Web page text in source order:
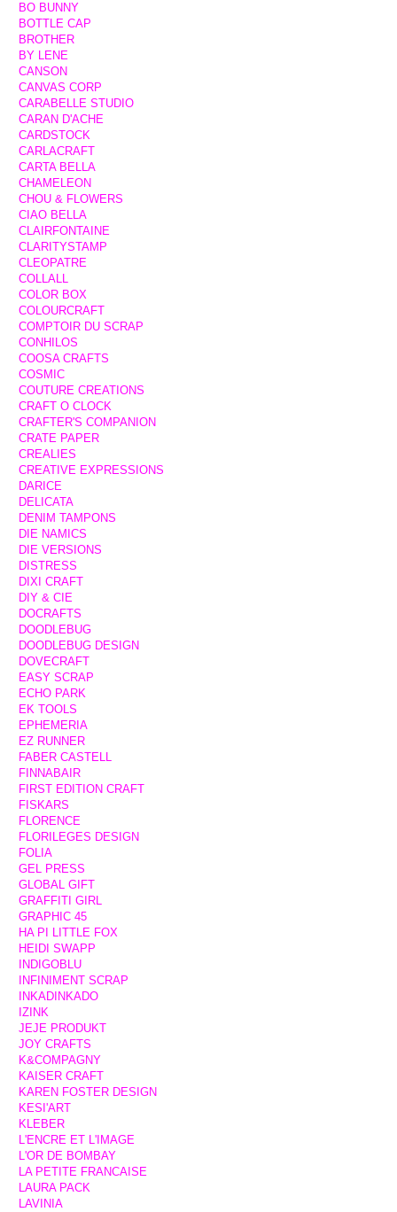
BO BUNNY
BOTTLE CAP
BROTHER
BY LENE
CANSON
CANVAS CORP
CARABELLE STUDIO
CARAN D'ACHE
CARDSTOCK
CARLACRAFT
CARTA BELLA
CHAMELEON
CHOU & FLOWERS
CIAO BELLA
CLAIRFONTAINE
CLARITYSTAMP
CLEOPATRE
COLLALL
COLOR BOX
COLOURCRAFT
COMPTOIR DU SCRAP
CONHILOS
COOSA CRAFTS
COSMIC
COUTURE CREATIONS
CRAFT O CLOCK
CRAFTER'S COMPANION
CRATE PAPER
CREALIES
CREATIVE EXPRESSIONS
DARICE
DELICATA
DENIM TAMPONS
DIE NAMICS
DIE VERSIONS
DISTRESS
DIXI CRAFT
DIY & CIE
DOCRAFTS
DOODLEBUG
DOODLEBUG DESIGN
DOVECRAFT
EASY SCRAP
ECHO PARK
EK TOOLS
EPHEMERIA
EZ RUNNER
FABER CASTELL
FINNABAIR
FIRST EDITION CRAFT
FISKARS
FLORENCE
FLORILEGES DESIGN
FOLIA
GEL PRESS
GLOBAL GIFT
GRAFFITI GIRL
GRAPHIC 45
HA PI LITTLE FOX
HEIDI SWAPP
INDIGOBLU
INFINIMENT SCRAP
INKADINKADO
IZINK
JEJE PRODUKT
JOY CRAFTS
K&COMPAGNY
KAISER CRAFT
KAREN FOSTER DESIGN
KESI'ART
KLEBER
L'ENCRE ET L'IMAGE
L'OR DE BOMBAY
LA PETITE FRANCAISE
LAURA PACK
LAVINIA